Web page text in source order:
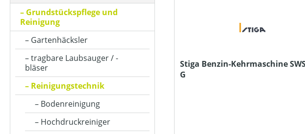
BETRIEBSART
FAHRANTRIEBSART
FANGSACKVOLUMEN MAX (IN L)
FARBE (GERÄT)
Grundstückspflege und
Reinigung
Gartenhäcksler
tragbare Laubsauger / -
bläser
Reinigungstechnik
Bodenreinigung
Hochdruckreiniger
Stiga Benzin-Kehrmaschine
G